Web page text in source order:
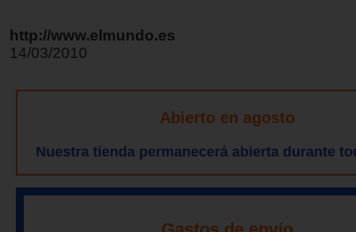
http://www.elmundo.es
14/03/2010
Abierto en agosto
Nuestra tienda permanecerá abierta durante